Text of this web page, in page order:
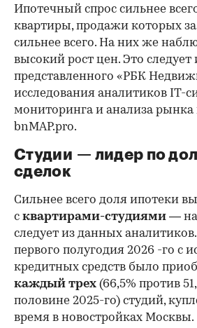
Ипотечный спрос сильнее
квартиры, продажи которых за
сильнее всего. На них же
высокий рост цен. Это следует
представленного «РБК
исследования аналитиков IT-
мониторинга и анализа рынка
bnMAP.pro.
Студии — лидер по
сделок
Сильнее всего доля ипотеки
с квартирами-студиями — на
следует из данных
первого полугодия 2026 -го с
кредитных средств было
каждый трех (66,5% против
половине 2025-го) студий,
время в новостройках Москвы.